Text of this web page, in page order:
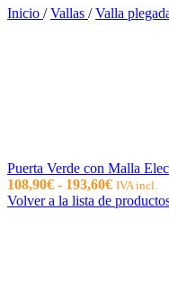
Inicio / Vallas / Valla
Puerta Verde con Malla
108,90€ - 193,60€Rango
de
IVA incl.
Volver a la lista de